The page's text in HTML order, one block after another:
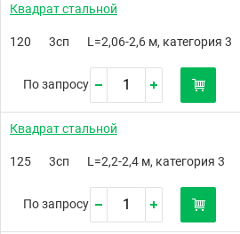
Квадрат стальной
120 3сп L=2,06-2,6 м, категория 3
По запросу
Квадрат стальной
125 3сп L=2,2-2,4 м, категория 3
По запросу